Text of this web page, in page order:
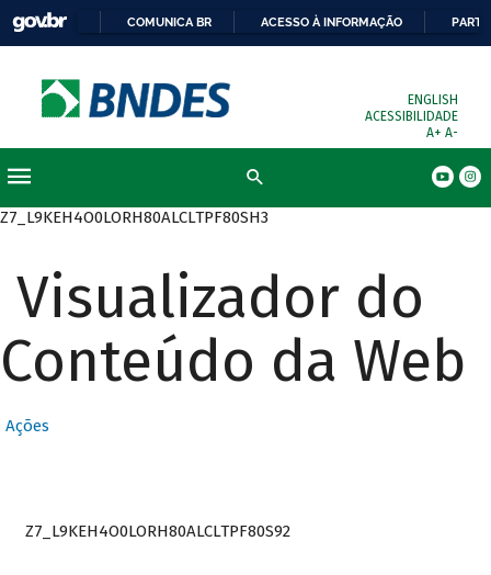
COMUNICA BR ACESSO À INFORMAÇÃO
ENGLISH
ACESSIBILIDADE
A+ A-
Z7_L9KEH4O0LORH80ALCLTPF80SH3
Visualizador do
Conteúdo da Web
Ações
Z7_L9KEH4O0LORH80ALCLTPF80S92